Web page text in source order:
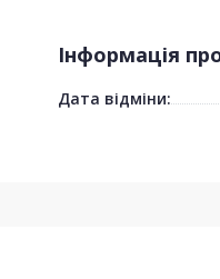
Інформація
Дата відміни: